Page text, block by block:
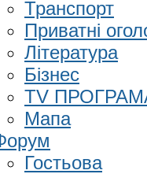
Транспорт
Приватні
Література
Бізнес
TV
Мапа
Гостьова